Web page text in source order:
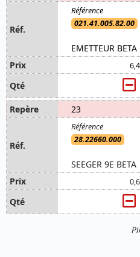
021.41.005.82.00
EMETTEUR BETA
23
28.22660.000
SEEGER 9E BETA